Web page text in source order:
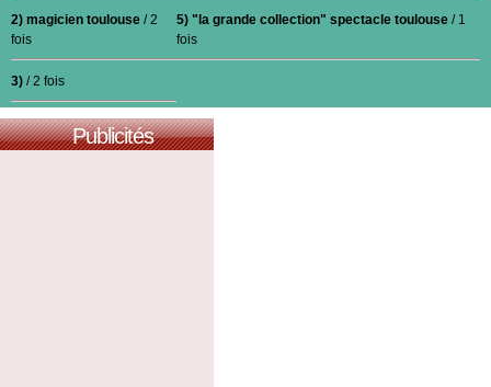
2) magicien toulouse / 2
fois
5) "la grande collection" spectacle toulouse / 1
fois
3) / 2 fois
Publicités